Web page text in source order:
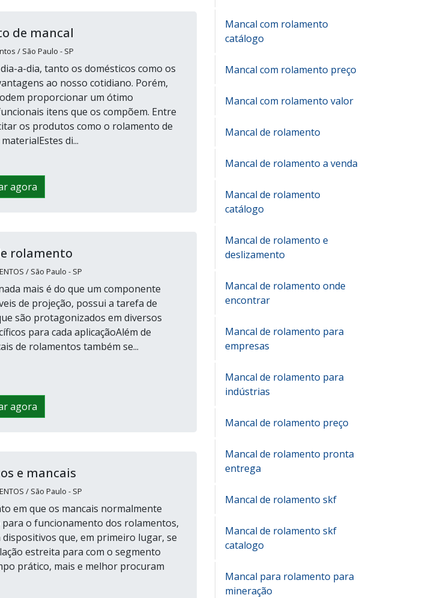
de mancal
/ São Paulo - SP
a-dia, tanto os domésticos como os
ao nosso cotidiano. Porém,
proporcionar um ótimo
itens que os compõem. Entre
os produtos como o rolamento de
di...
agora
rolamento
/ São Paulo - SP
mais é do que um componente
de projeção, possui a tarefa de
são protagonizados em diversos
para cada aplicaçãoAlém de
de rolamentos também se...
agora
e mancais
/ São Paulo - SP
em que os mancais normalmente
o funcionamento dos rolamentos,
que, em primeiro lugar, se
estreita para com o segmento
prático, mais e melhor procuram
Mancal com rolamento
catálogo
Mancal com rolamento preço
Mancal com rolamento valor
Mancal de rolamento
Mancal de rolamento a venda
Mancal de rolamento
catálogo
Mancal de rolamento e
deslizamento
Mancal de rolamento onde
encontrar
Mancal de rolamento para
empresas
Mancal de rolamento para
indústrias
Mancal de rolamento preço
Mancal de rolamento pronta
entrega
Mancal de rolamento skf
Mancal de rolamento skf
catalogo
Mancal para rolamento para
mineração